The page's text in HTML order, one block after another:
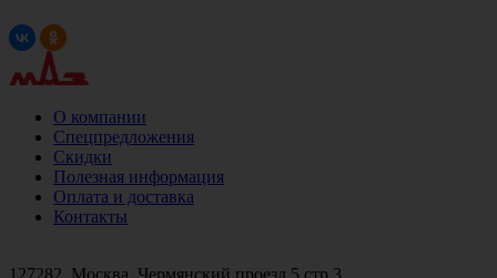
О компании
Спецпредложения
Скидки
Полезная информация
Оплата и доставка
Контакты
127282, Москва, Чермянский проезд 5 стр.3